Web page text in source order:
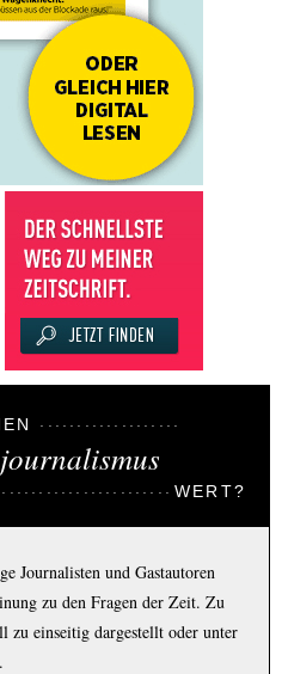
WERT?
Journalisten und Gastautoren
zu den Fragen der Zeit. Zu
zu einseitig dargestellt oder unter